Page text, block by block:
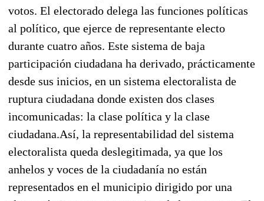
votos. El electorado delega las funciones políticas
al político, que ejerce de representante electo
durante cuatro años. Este sistema de baja
participación ciudadana ha derivado, prácticamente
desde sus inicios, en un sistema electoralista de
ruptura ciudadana donde existen dos clases
incomunicadas: la clase política y la clase
ciudadana.Así, la representabilidad del sistema
electoralista queda deslegitimada, ya que los
anhelos y voces de la ciudadanía no están
representados en el municipio dirigido por una